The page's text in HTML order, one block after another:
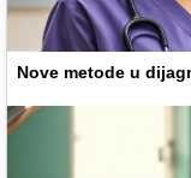
Nove metode u